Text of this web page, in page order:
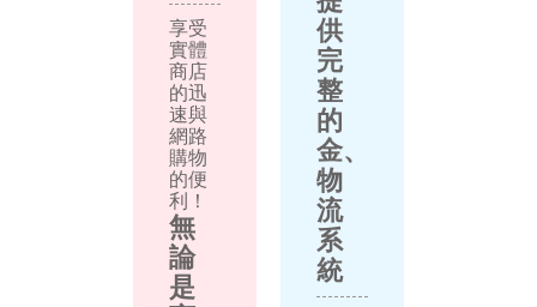
享受
實體
商店
的迅
速與
網路
購物
的便
利！
無
論
是
供
完
整
的
金、
物
流
系
統